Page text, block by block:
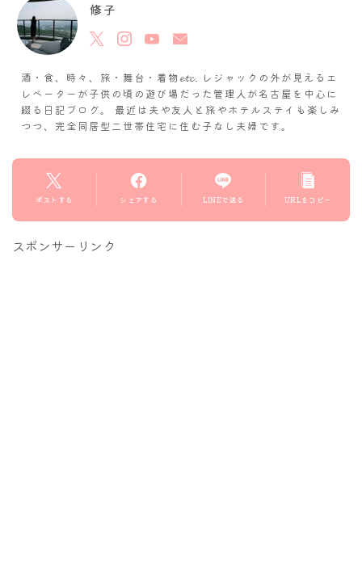
修子
酒・食、時々、旅・舞台・着物𝓮𝓽𝓬. レジャックの外が見えるエ
レベーターが子供の頃の遊び場だった管理人が名古屋を中心に
綴る日記ブログ。 最近は夫や友人と旅やホテルステイも楽しみ
つつ、完全同居型二世帯住宅に住む子なし夫婦です。
ポストする シェアする LINEで送る URLをコピー
スポンサーリンク